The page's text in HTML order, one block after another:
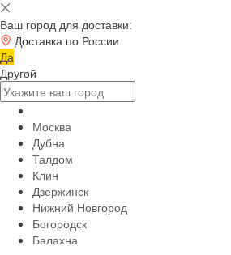
Ваш город для доставки:
Доставка по России
Да
Другой
Москва
Дубна
Талдом
Клин
Дзержинск
Нижний Новгород
Богородск
Балахна